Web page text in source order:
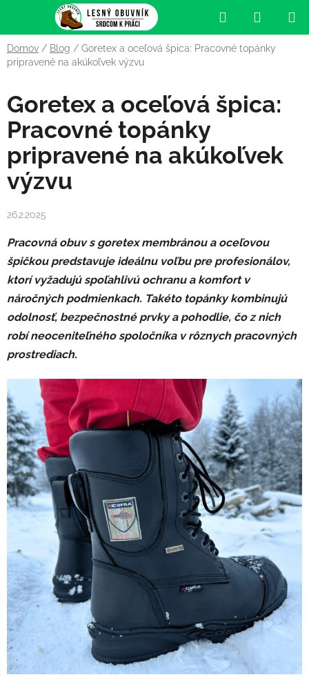
obsah
Hľadať
KOŠÍK
Domov / Blog / Goretex a oceľová špica: Pracovné topánky
pripravené na akúkoľvek výzvu
Goretex a oceľová špica:
Pracovné topánky
pripravené na akúkoľvek
výzvu
26.2.2025
Pracovná obuv s goretex membránou a oceľovou
špičkou predstavuje ideálnu voľbu pre profesionálov,
ktorí vyžadujú spoľahlivú ochranu a komfort v
náročných podmienkach. Takéto topánky kombinujú
odolnosť, bezpečnostné prvky a pohodlie, čo z nich
robí neoceniteľného spoločníka v rôznych pracovných
prostrediach.